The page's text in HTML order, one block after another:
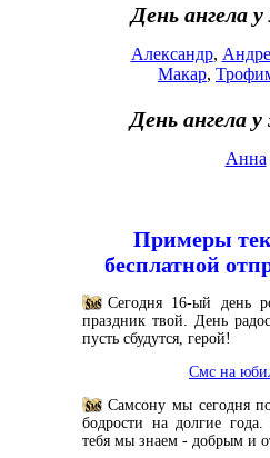
День ангела
Александр,
Макар,
День ангела
Анна
Примеры
бесплатной
Сегодня 16-ый день
праздник твой. День
пусть сбудутся, герой!
Смс на
Самсону мы сегодня
бодрости на долгие
тебя мы знаем - добрым и